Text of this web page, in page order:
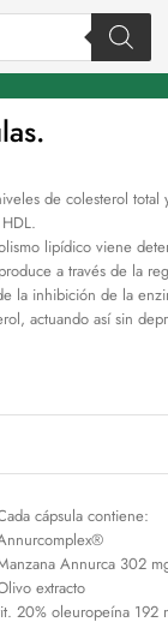
de colesterol
lipídico viene
a través de la
la inhibición de la
actuando así sin
cápsula contiene:
Annurca 302
extracto
20% oleuropeína 192